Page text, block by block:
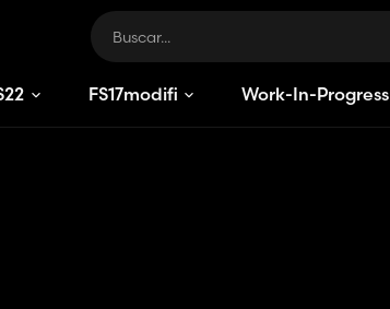
FS17modificacionesWork-In-Progress